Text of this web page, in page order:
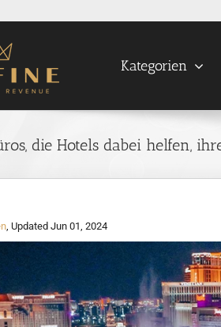
Kategorien
die Hotels dabei helfen,
, Updated Jun 01, 2024